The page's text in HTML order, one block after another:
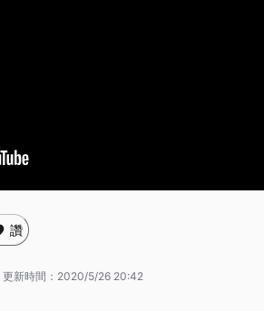
讚
更新時間： 2020/5/26 20:42